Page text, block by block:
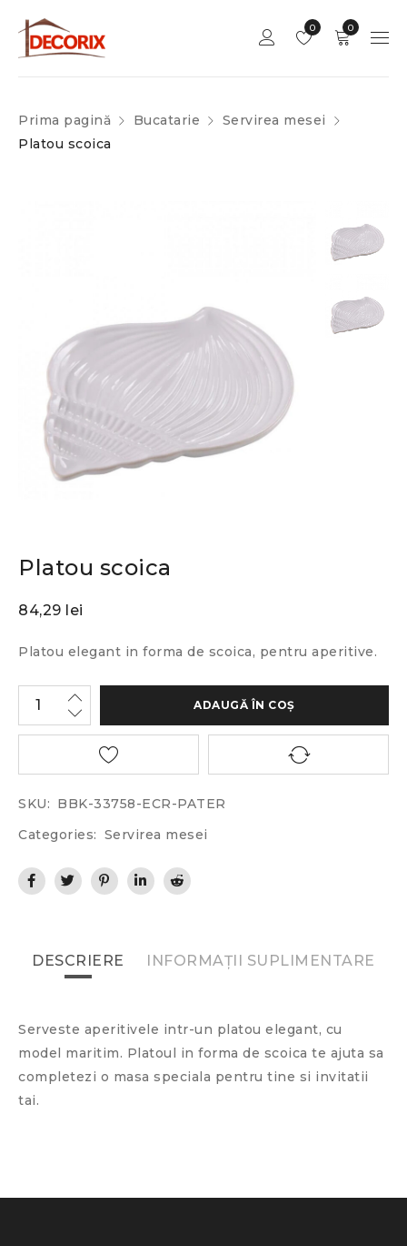
0
0
Prima pagină Bucatarie
Servirea mesei
Platou scoica
Platou scoica
84,29 lei
Platou elegant in forma de scoica, pentru aperitive.
ADAUGĂ ÎN COȘ
SKU: BBK-33758-ECR-PATER
Categories: Servirea mesei
DESCRIERE INFORMAȚII SUPLIMENTARE
Serveste aperitivele intr-un platou elegant, cu
model maritim. Platoul in forma de scoica te ajuta sa
completezi o masa speciala pentru tine si invitatii
tai.